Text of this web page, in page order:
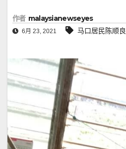
作者 malaysianewseyes
6月 23, 2021 马口居民陈顺良